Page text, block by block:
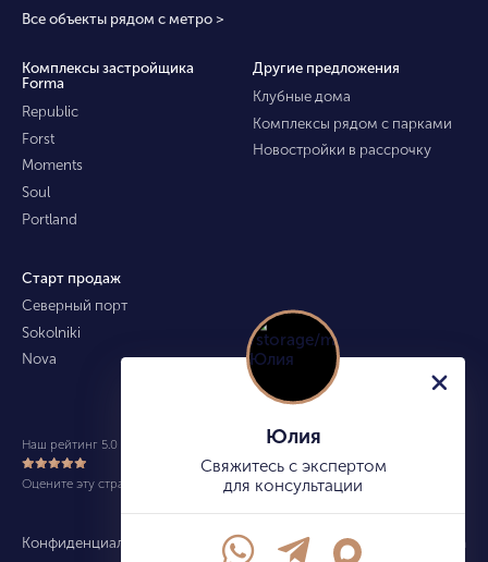
Все объекты рядом с метро >
Комплексы застройщика
Forma
Republic
Forst
Moments
Soul
Portland
Другие предложения
Клубные дома
Комплексы рядом с парками
Новостройки в рассрочку
Старт продаж
Северный порт
Sokolniki
Nova
Конфиденциальность Карта сайта info@kupitekvartiru.com
Наш рейтинг 5.0 из 5 (490)
Оцените эту страницу
Юлия
Свяжитесь с экспертом
для консультации